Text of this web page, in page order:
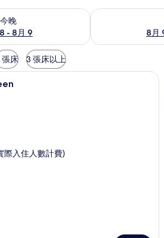
今晚
- 8月 9
9) 的供應情況
8月
查看明天 (8月 9 -
張床 3 張床以上
標準大床房 - Queen | 高級寢具、
際入住人數計費)